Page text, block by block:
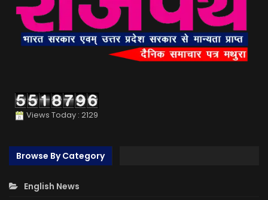
Views Today : 2129
Browse By Category
English News